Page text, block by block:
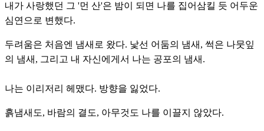
내가 사랑했던 그 '먼 산'은 밤이 되면 나를 집어삼킬 듯 어두운
심연으로 변했다.
두려움은 처음엔 냄새로 왔다. 낯선 어둠의 냄새, 썩은 나뭇잎
의 냄새, 그리고 내 자신에게서 나는 공포의 냄새.
나는 이리저리 헤맸다. 방향을 잃었다.
흙냄새도, 바람의 결도, 아무것도 나를 이끌지 않았다.